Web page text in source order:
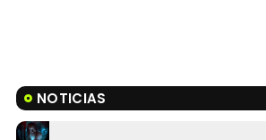
NOTICIAS